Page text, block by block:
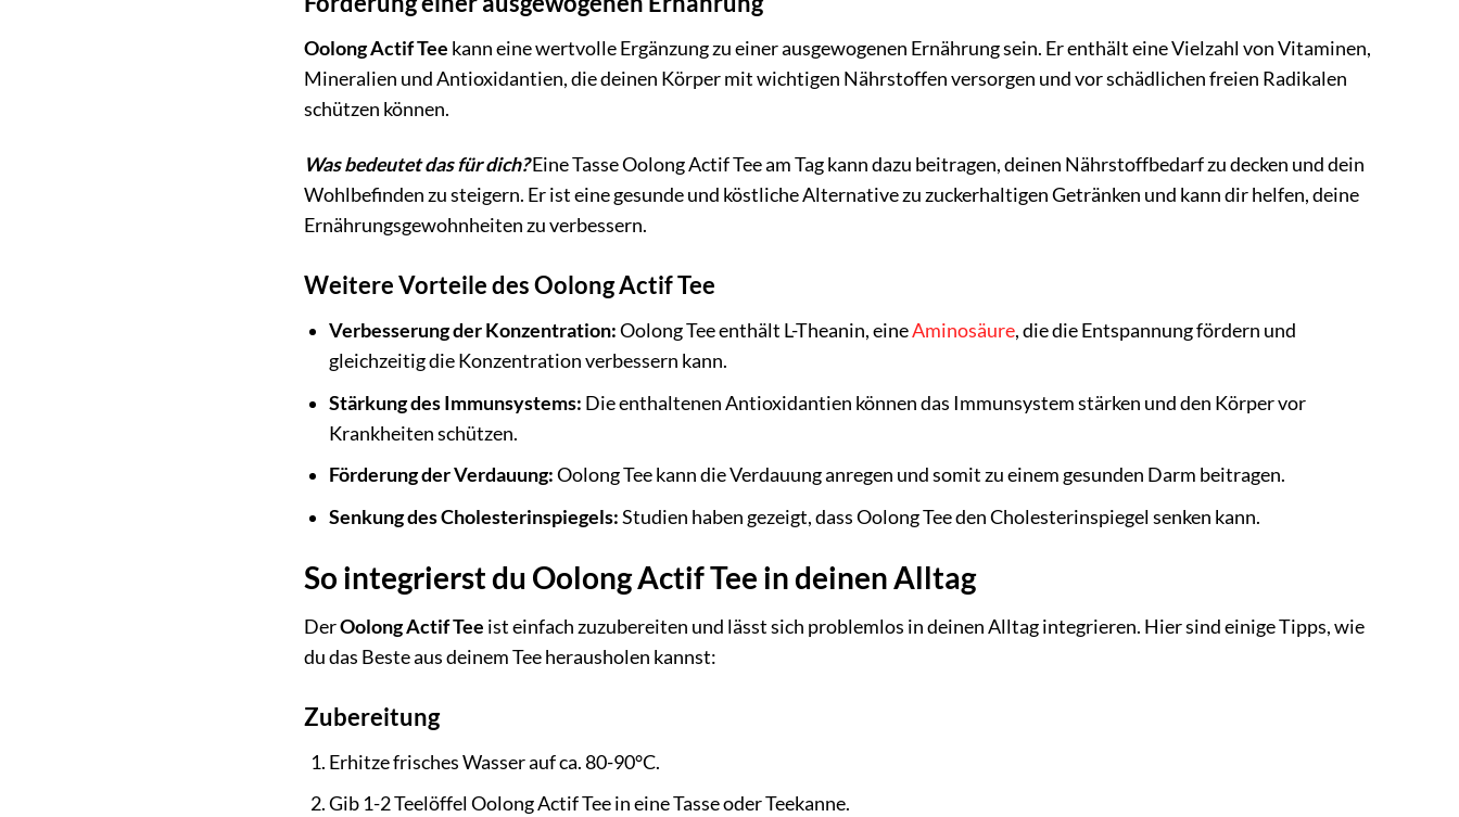
Oolong Actif Tee kann eine wertvolle Ergänzung zu einer ausgewogenen Ernährung sein. Er enthält eine Vielzahl von Vitaminen,
Mineralien und Antioxidantien, die deinen Körper mit wichtigen Nährstoffen versorgen und vor schädlichen freien Radikalen
schützen können.
Was bedeutet das für dich?Eine Tasse Oolong Actif Tee am Tag kann dazu beitragen, deinen Nährstoffbedarf zu decken und dein
Wohlbefinden zu steigern. Er ist eine gesunde und köstliche Alternative zu zuckerhaltigen Getränken und kann dir helfen, deine
Ernährungsgewohnheiten zu verbessern.
Weitere Vorteile des Oolong Actif Tee
Verbesserung der Konzentration:Oolong Tee enthält L-Theanin, eineAminosäure, die die Entspannung fördern und
gleichzeitig die Konzentration verbessern kann.
Stärkung des Immunsystems: Die enthaltenen Antioxidantien können das Immunsystem stärken und den Körper vor
Krankheiten schützen.
Förderung der Verdauung:Oolong Tee kann die Verdauung anregen und somit zu einem gesunden Darm beitragen.
Senkung des Cholesterinspiegels:Studien haben gezeigt, dass Oolong Tee den Cholesterinspiegel senken kann.
So integrierst du Oolong Actif Tee in deinen Alltag
DerOolong Actif Tee ist einfach zuzubereiten und lässt sich problemlos in deinen Alltag integrieren. Hier sind einige Tipps, wie
du das Beste aus deinem Tee herausholen kannst:
Zubereitung
Erhitze frisches Wasser auf ca. 80-90°C.
Gib 1-2 Teelöffel Oolong Actif Tee in eine Tasse oder Teekanne.